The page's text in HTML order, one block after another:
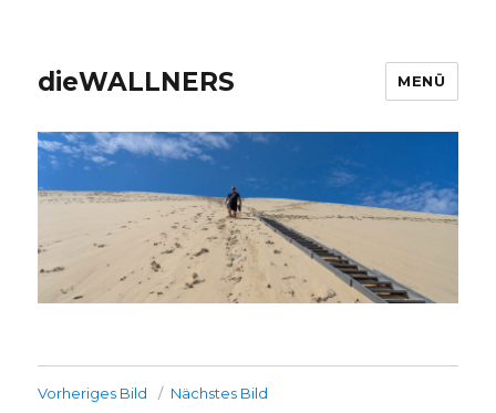
dieWALLNERS MENÜ
Vorheriges Bild Nächstes Bild